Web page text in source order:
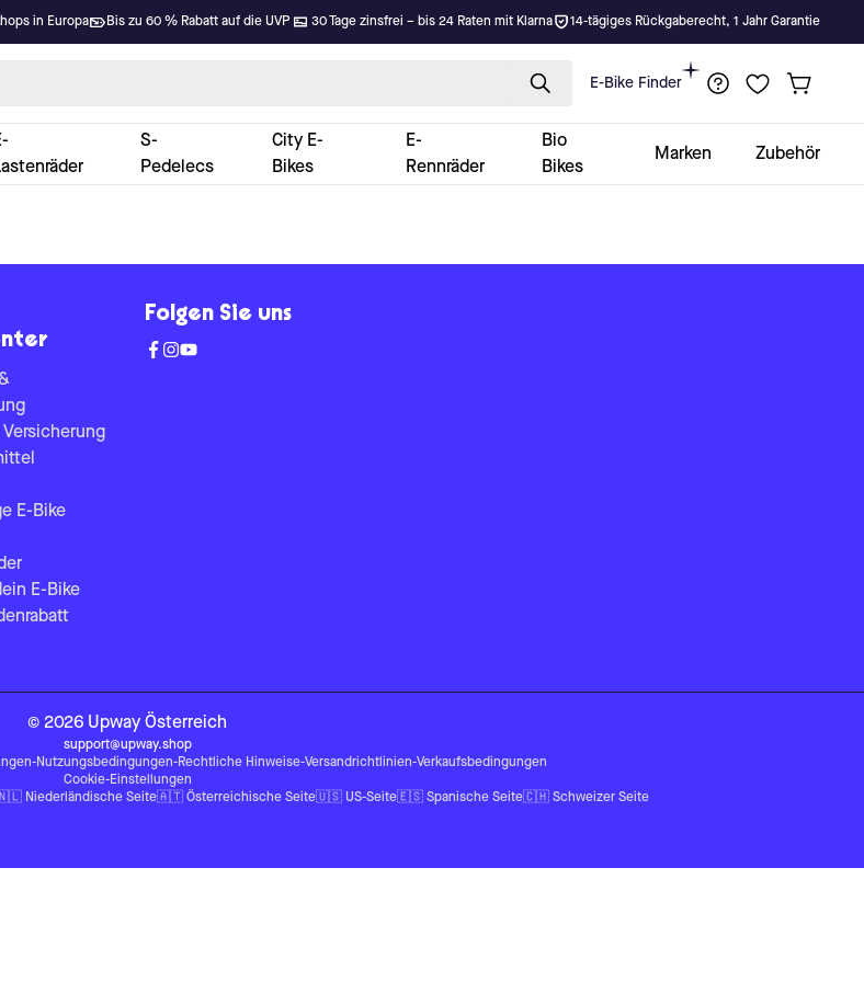
in Europa Bis zu 60 % Rabatt auf die UVP 30 Tage zinsfrei – bis 24 Raten mit Klarna 14-tägiges Rückgaberecht, 1 Jahr Garantie
E-Bike Finder
S-
Pedelecs
City E-
Bikes
E-
Rennräder
Bio
Bikes
Marken Zubehör
Versicherung
E-Bike
E-Bike
Folgen Sie uns
© 2026 Upway Österreich
support@upway.shop
-Nutzungsbedingungen-Rechtliche Hinweise-Versandrichtlinien-Verkaufsbedingungen
Cookie-Einstellungen
Niederländische Seite🇦🇹 Österreichische Seite🇺🇸 US-Seite🇪🇸 Spanische Seite🇨🇭 Schweizer Seite